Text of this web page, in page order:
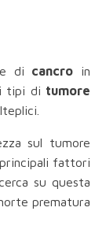
di cancro in
tipi di tumore
sul tumore
fattori
su questa
prematura